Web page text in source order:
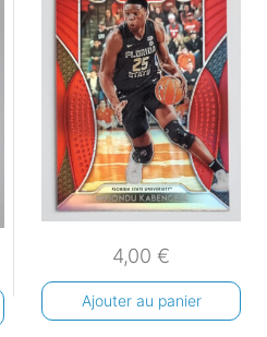
4,00€
Ajouter au panier